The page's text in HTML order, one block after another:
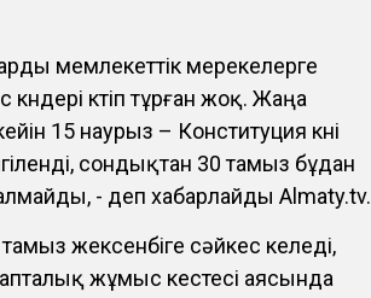
мемлекеттік мерекелерге
күтіп тұрған жоқ. Жаңа
15 наурыз – Конституция күні
сондықтан 30 тамыз бұдан
- деп хабарлайды Almaty.tv.
жексенбіге сәйкес келеді,
апталық жұмыс кестесі аясында